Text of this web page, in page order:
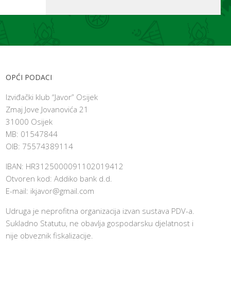
OPĆI PODACI
Izviđački klub “Javor” Osijek
Zmaj Jove Jovanovića 21
31000 Osijek
MB: 01547844
OIB: 75574389114
IBAN: HR3125000091102019412
Otvoren kod: Addiko bank d.d.
E-mail: ikjavor@gmail.com
Udruga je neprofitna organizacija izvan sustava PDV-a.
Sukladno Statutu, ne obavlja gospodarsku djelatnost i
nije obveznik fiskalizacije.